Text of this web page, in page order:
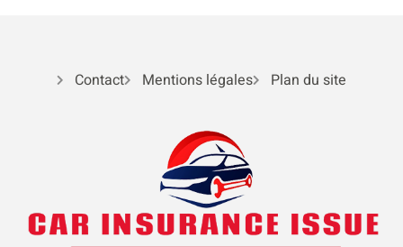
Contact Mentions légales Plan du site